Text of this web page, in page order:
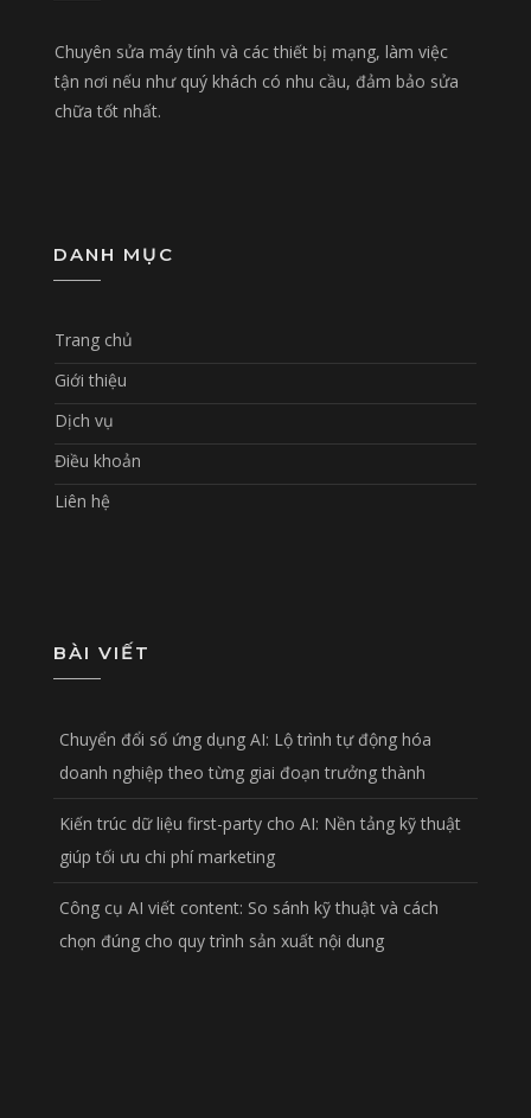
Chuyên sửa máy tính và các thiết bị mạng, làm việc
tận nơi nếu như quý khách có nhu cầu, đảm bảo sửa
chữa tốt nhất.
DANH MỤC
Trang chủ
Giới thiệu
Dịch vụ
Điều khoản
Liên hệ
BÀI VIẾT
Chuyển đổi số ứng dụng AI: Lộ trình tự động hóa
doanh nghiệp theo từng giai đoạn trưởng thành
Kiến trúc dữ liệu first-party cho AI: Nền tảng kỹ thuật
giúp tối ưu chi phí marketing
Công cụ AI viết content: So sánh kỹ thuật và cách
chọn đúng cho quy trình sản xuất nội dung